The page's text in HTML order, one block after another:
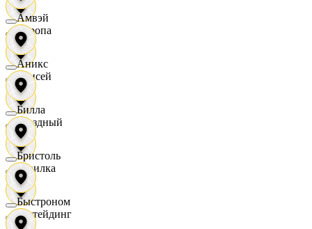
Европа
Елисей
Звездный
Горилка
Ижтейдинг
Амвэй
Аникс
Билла
Бристоль
Быстроном